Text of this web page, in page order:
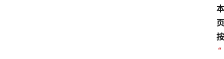
本
页
按
“